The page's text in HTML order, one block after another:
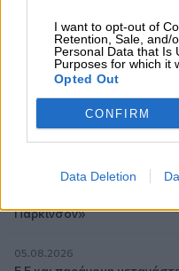
I want to opt-out of
Retention, Sale, and/
Personal Data that Is
Purposes for which it
Opted Out
CONFIRM
Data Deletion
06.08.2026 - 08:40
Η γαλλική «ψήφος» στο
ελληνικές τράπεζες
Βαρδινογιάννη- Εξάρχου
Randy Schekman,
Πάρκινσον»
05.08.2026